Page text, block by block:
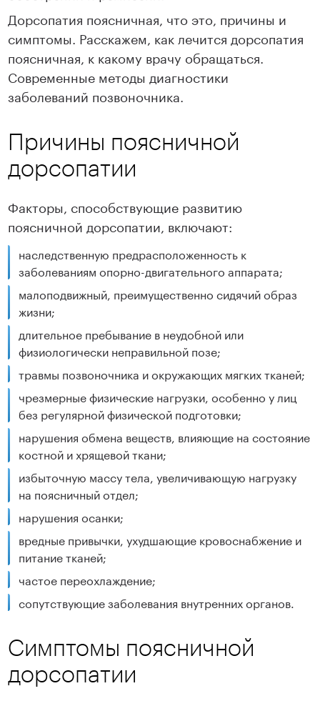
Дорсопатия поясничная, что это, причины и
симптомы. Расскажем, как лечится дорсопатия
поясничная, к какому врачу обращаться.
Современные методы диагностики
заболеваний позвоночника.
Причины поясничной
дорсопатии
Факторы, способствующие развитию
поясничной дорсопатии, включают:
наследственную предрасположенность к
заболеваниям опорно-двигательного аппарата;
малоподвижный, преимущественно сидячий образ
жизни;
длительное пребывание в неудобной или
физиологически неправильной позе;
травмы позвоночника и окружающих мягких тканей;
чрезмерные физические нагрузки, особенно у лиц
без регулярной физической подготовки;
нарушения обмена веществ, влияющие на состояние
костной и хрящевой ткани;
избыточную массу тела, увеличивающую нагрузку
на поясничный отдел;
нарушения осанки;
вредные привычки, ухудшающие кровоснабжение и
питание тканей;
частое переохлаждение;
сопутствующие заболевания внутренних органов.
Симптомы поясничной
дорсопатии